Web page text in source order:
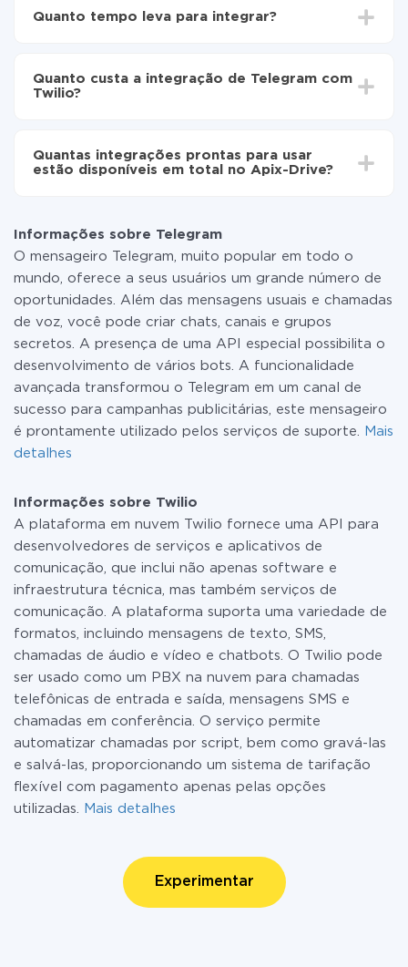
Twilio
automaticamente de Telegram para Twilio
Quanto tempo leva para integrar?
30 minutos. Em média, a configuração leva de 10 a 15
minutos.
Quanto custa a integração de Telegram com
Twilio?
as tarifas. Você paga apenas pela quantidade de
dados que é realmente transferida de um de seus
ou mudar para um de pago, se necessário. Mais
detalhes sobretarifas.
Quantas integrações prontas para usar
estão disponíveis em total no Apix-Drive?
Informações sobre Telegram
O mensageiro Telegram, muito popular em todo o
mundo, oferece a seus usuários um grande número de
oportunidades. Além das mensagens usuais e chamadas
de voz, você pode criar chats, canais e grupos
secretos. A presença de uma API especial possibilita o
desenvolvimento de vários bots. A funcionalidade
avançada transformou o Telegram em um canal de
sucesso para campanhas publicitárias, este mensageiro
é prontamente utilizado pelos serviços de suporte.
Mais
detalhes
Informações sobre Twilio
A plataforma em nuvem Twilio fornece uma API para
desenvolvedores de serviços e aplicativos de
comunicação, que inclui não apenas software e
infraestrutura técnica, mas também serviços de
comunicação. A plataforma suporta uma variedade de
formatos, incluindo mensagens de texto, SMS,
chamadas de áudio e vídeo e chatbots. O Twilio pode
ser usado como um PBX na nuvem para chamadas
telefônicas de entrada e saída, mensagens SMS e
chamadas em conferência. O serviço permite
automatizar chamadas por script, bem como gravá-las
e salvá-las, proporcionando um sistema de tarifação
flexível com pagamento apenas pelas opções
utilizadas.
Mais detalhes
Experimentar